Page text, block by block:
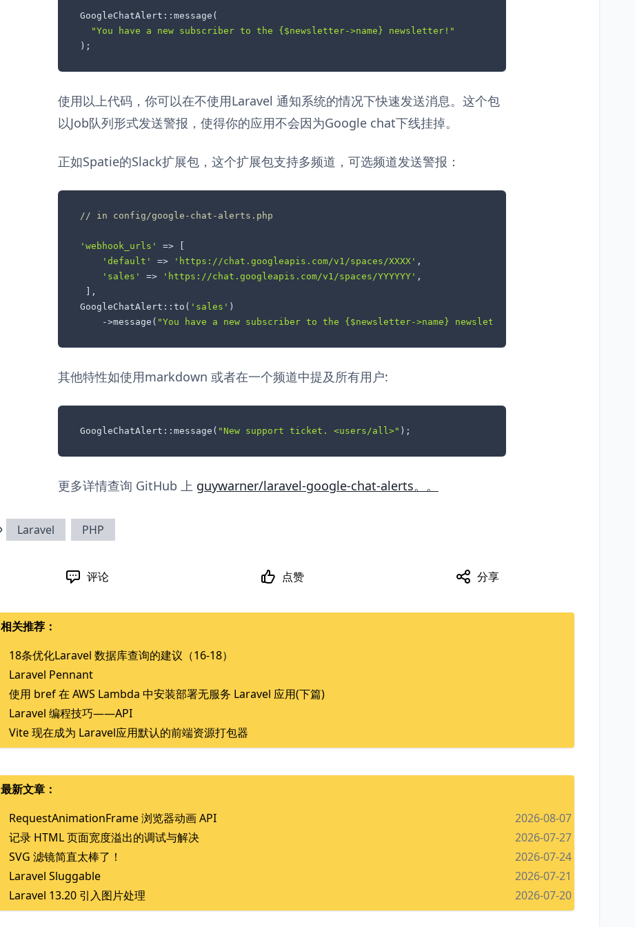
GoogleChatAlert::message(
"You have a new subscriber to the {$newsletter->name} newsletter!"
);
使用以上代码，你可以在不使用Laravel 通知系统的情况下快速发送消息。这个包
以Job队列形式发送警报，使得你的应用不会因为Google chat下线挂掉。
正如Spatie的Slack扩展包，这个扩展包支持多频道，可选频道发送警报：
// in config/google-chat-alerts.php
'webhook_urls'
=> [
'default'
=> 'https://chat.googleapis.com/v1/spaces/XXXX' ,
'sales'
=> 'https://chat.googleapis.com/v1/spaces/YYYYYY' ,
],
GoogleChatAlert::to( 'sales' )
    ->message(
"You have a new subscriber to the {$newsletter->name} newsletter!"
其他特性如使用markdown 或者在一个频道中提及所有用户:
GoogleChatAlert::message( "New support ticket. <users/all>" );
更多详情查询 GitHub 上 guywarner/laravel-google-chat-alerts。。
Laravel PHP
评论 点赞 分享
相关推荐：
18条优化Laravel 数据库查询的建议（16-18）
Laravel Pennant
使用 bref 在 AWS Lambda 中安装部署无服务 Laravel 应用(下篇)
Laravel 编程技巧——API
Vite 现在成为 Laravel应用默认的前端资源打包器
最新文章：
RequestAnimationFrame 浏览器动画 API
2026-08-07
记录 HTML 页面宽度溢出的调试与解决
2026-07-27
SVG 滤镜简直太棒了！
2026-07-24
Laravel Sluggable
2026-07-21
Laravel 13.20 引入图片处理
2026-07-20